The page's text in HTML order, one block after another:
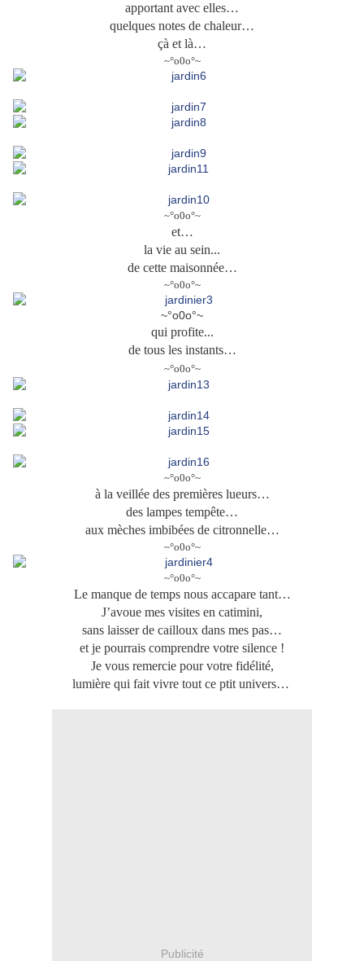
apportant avec elles…
quelques notes de chaleur…
çà et là…
~°o0o°~
~°o0o°~
et…
la vie au sein...
de cette maisonnée…
~°o0o°~
~°o0o°~
qui profite...
de tous les instants…
~°o0o°~
~°o0o°~
à la veillée des premières lueurs…
des lampes tempête…
aux mèches imbibées de citronnelle…
~°o0o°~
~°o0o°~
Le manque de temps nous accapare tant…
J’avoue mes visites en catimini,
sans laisser de cailloux dans mes pas…
et je pourrais comprendre votre silence !
Je vous remercie pour votre fidélité,
lumière qui fait vivre tout ce ptit univers…
Publicité